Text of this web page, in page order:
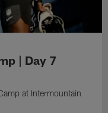
| Day 7
at Intermountain